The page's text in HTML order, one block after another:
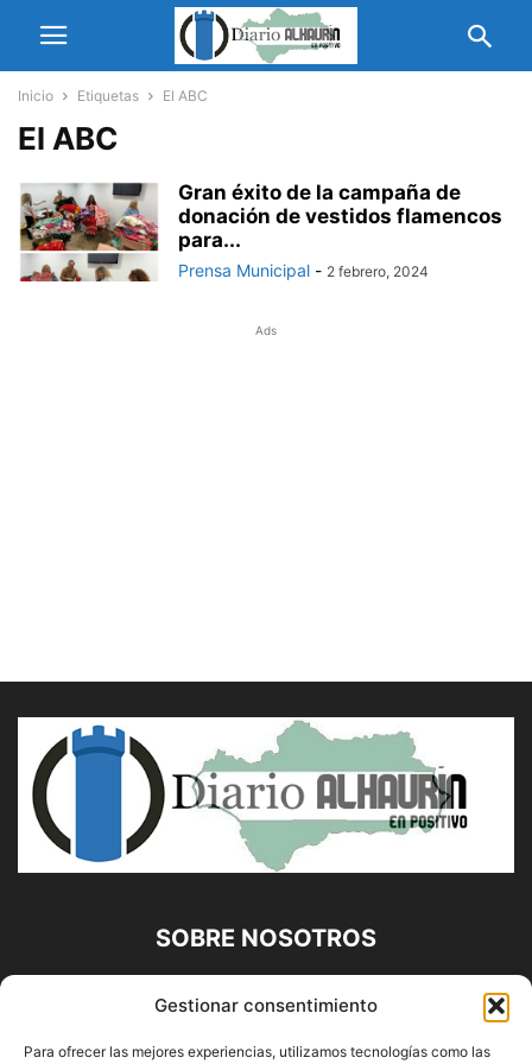
Gestionar consentimiento
Para ofrecer las mejores experiencias, utilizamos tecnologías como las
Inicio Etiquetas El ABC
El ABC
Gran éxito de la campaña de
donación de vestidos flamencos
para...
Prensa Municipal - 2 febrero, 2024
Ads
SOBRE NOSOTROS
Diario Alhaurín (www.alhaurindelatorre.com) Propiedad de
Francisco E. López López | 639 95 71 95 | Noticias de
Alhaurín de la Torre, Málaga y Provincia|